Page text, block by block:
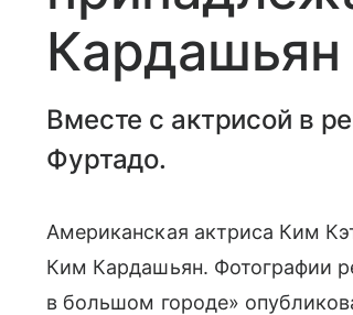
Кардашьян
Вместе с актрисой в
Фуртадо.
Американская актриса Ким
Ким Кардашьян. Фотографии
в большом городе»